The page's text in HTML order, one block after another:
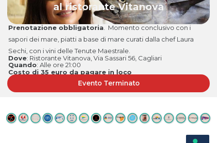
al ristorante Vitanova
Prenotazione obbligatoria . Momento conclusivo con i
sapori dei mare, piatti a base di mare curati dalla chef Laura
Sechi, con i vini delle Tenute Maestrale.
Dove: Ristorante Vitanova, Via Sassari 56, Cagliari
Quando: Alle ore 21:00
Costo di 35 euro da pagare in loco
Evento Terminato